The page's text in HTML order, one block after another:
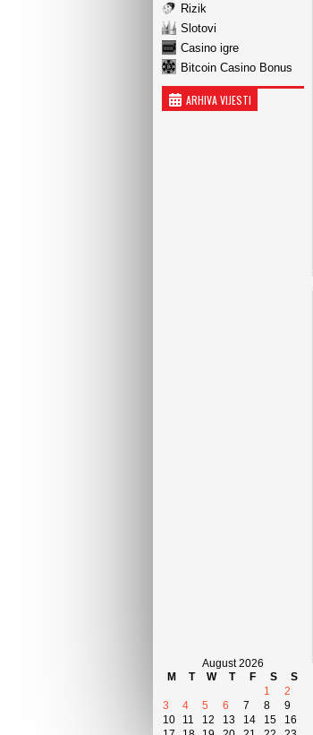
Rizik
Slotovi
Casino igre
Bitcoin Casino Bonus
ARHIVA VIJESTI
August 2026
M
T W T F S
S
1
2
3
4 5 6 7 8
9
10
11 12 13 14 15
16